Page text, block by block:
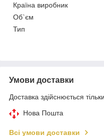
Країна виробник
Об`єм
Тип
Умови доставки
Доставка здійснюється
Нова Пошта
Всі умови доставки